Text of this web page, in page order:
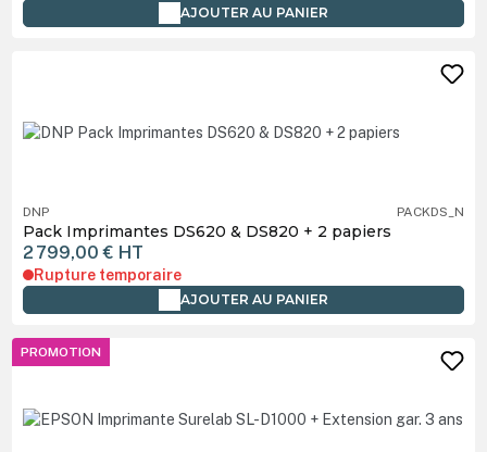
AJOUTER AU PANIER
DNP PACKDS_N
Pack Imprimantes DS620 & DS820 + 2 papiers
2 799,00 € HT
Rupture temporaire
AJOUTER AU PANIER
PROMOTION